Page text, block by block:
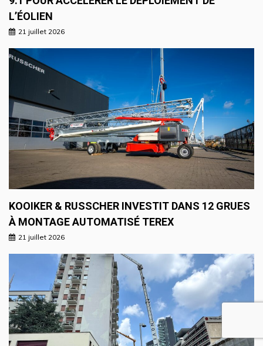
L’ÉOLIEN
21 juillet 2026
KOOIKER & RUSSCHER INVESTIT DANS 12 GRUES
À MONTAGE AUTOMATISÉ TEREX
21 juillet 2026